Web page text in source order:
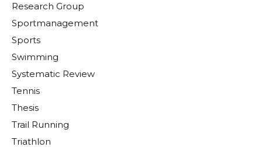
Research Group
Sportmanagement
Sports
Swimming
Systematic Review
Tennis
Thesis
Trail Running
Triathlon